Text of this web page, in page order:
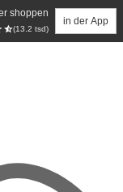
shoppen
(13.2 tsd)
in der App